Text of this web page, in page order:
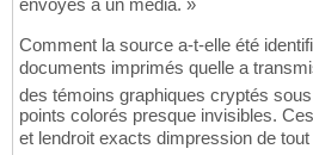
envoyés à un média. »
Comment la source a-t-elle été
documents imprimés quelle a
des témoins graphiques cryptés
points colorés presque invisibles.
et lendroit exacts dimpression de